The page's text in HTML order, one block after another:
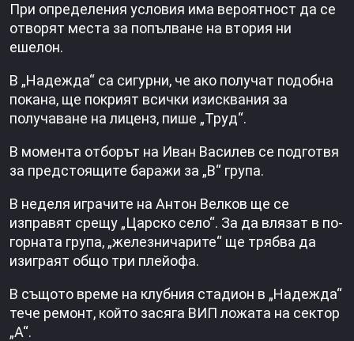
При определения условия има вероятност да се
отворят места за попълване на втория ни
ешелон.
В „Надежда“ са сигурни, че ако получат подобна
покана, ще покрият всички изисквания за
получаване на лиценз, пише „Труд“.
В момента отборът на Иван Василев се подготвя
за предстоящите баражи за „В“ група.
В неделя играчите на Антон Велков ще се
изправят срещу „Царско село“. За да влязат в по-
горната група, „железничарите“ ще трябва да
изиграят общо три плейофа.
В същото време на клубния стадион в „Надежда“
тече ремонт, който засяга ВИП ложата на сектор
„А“.